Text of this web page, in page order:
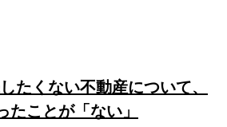
たくない不動産について、
たことが「ない」